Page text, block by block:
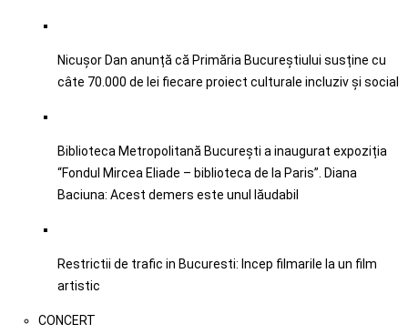
Nicușor Dan anunță că Primăria Bucureștiului susține cu
câte 70.000 de lei fiecare proiect culturale incluziv şi social
Biblioteca Metropolitană București a inaugurat expoziția
“Fondul Mircea Eliade – biblioteca de la Paris”. Diana
Baciuna: Acest demers este unul lăudabil
Restrictii de trafic in Bucuresti: Incep filmarile la un film
artistic
CONCERT